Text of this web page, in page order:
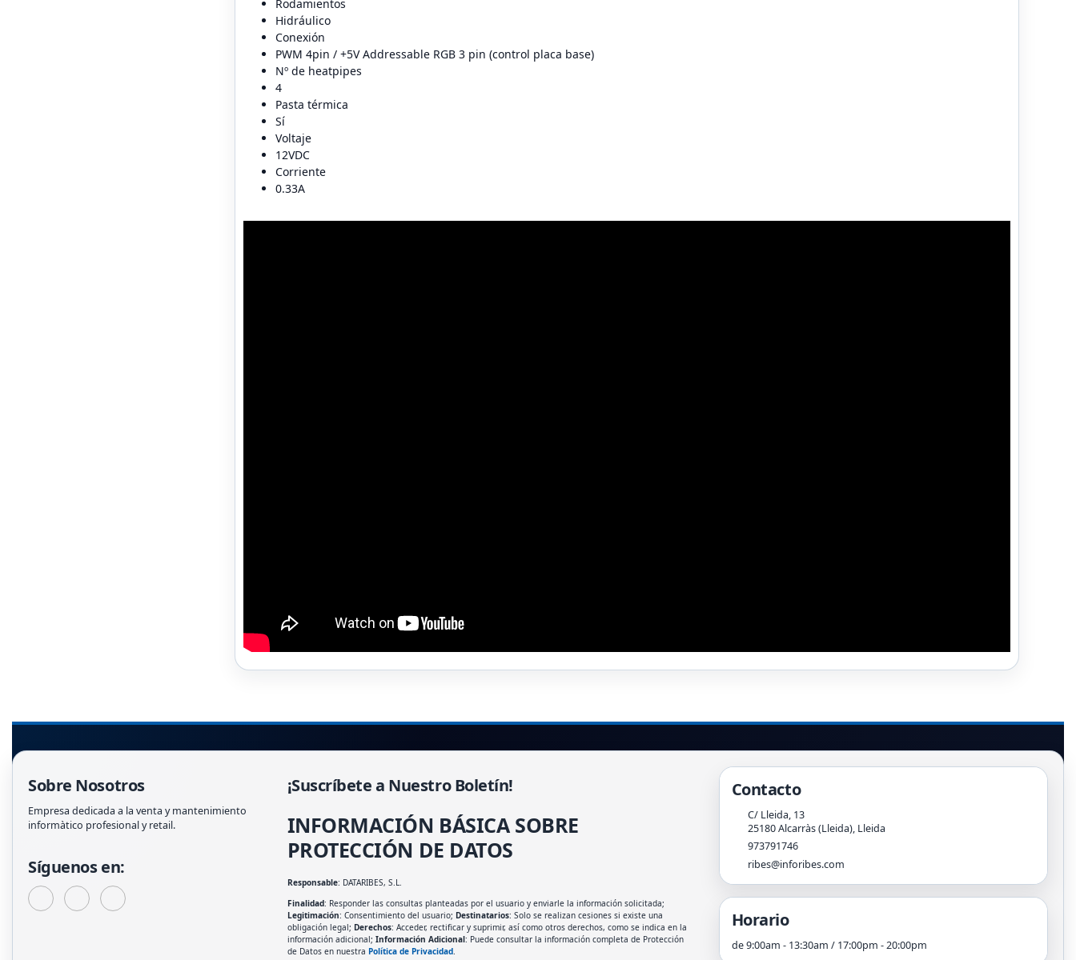
Rodamientos
Hidráulico
Conexión
PWM 4pin / +5V Addressable RGB 3 pin (control placa base)
Nº de heatpipes
4
Pasta térmica
Sí
Voltaje
12VDC
Corriente
0.33A
Sobre Nosotros
Empresa dedicada a la venta y mantenimiento
informàtico profesional y retail.
Síguenos en:
¡Suscríbete a Nuestro Boletín!
INFORMACIÓN BÁSICA SOBRE
PROTECCIÓN DE DATOS
Responsable: DATARIBES, S.L.
Finalidad: Responder las consultas planteadas por el usuario y enviarle la información solicitada;
Legitimación: Consentimiento del usuario; Destinatarios: Solo se realizan cesiones si existe una
obligación legal; Derechos: Acceder, rectificar y suprimir, así como otros derechos, como se indica en la
información adicional; Información Adicional: Puede consultar la información completa de Protección
de Datos en nuestra Política de Privacidad.
Contacto
C/ Lleida, 13
25180Alcarràs (Lleida), Lleida
973791746
ribes@inforibes.com
Horario
de 9:00am - 13:30am / 17:00pm - 20:00pm